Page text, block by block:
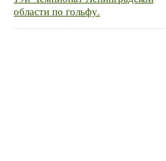
области по гольфу.